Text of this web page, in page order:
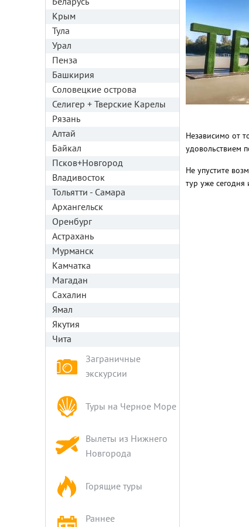
Крым
Тула
Урал
Пенза
Башкирия
Соловецкие острова
Селигер + Тверские Карелы
Рязань
Алтай
Байкал
Псков+Новгород
Владивосток
Тольятти - Самара
Архангельск
Оренбург
Астрахань
Мурманск
Камчатка
Магадан
Сахалин
Ямал
Якутия
Чита
Заграничные
экскурсии
Туры на Черное Море
Вылеты из Нижнего
Новгорода
Горящие туры
Раннее
Независимо от
удовольствием
Не упустите
тур уже